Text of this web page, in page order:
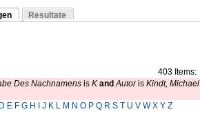
Resultate
403 Items:
Des Nachnamensis K and Autoris Kindt, Michael
D E F G H J K L M N O P Q R S T U V W X Y Z